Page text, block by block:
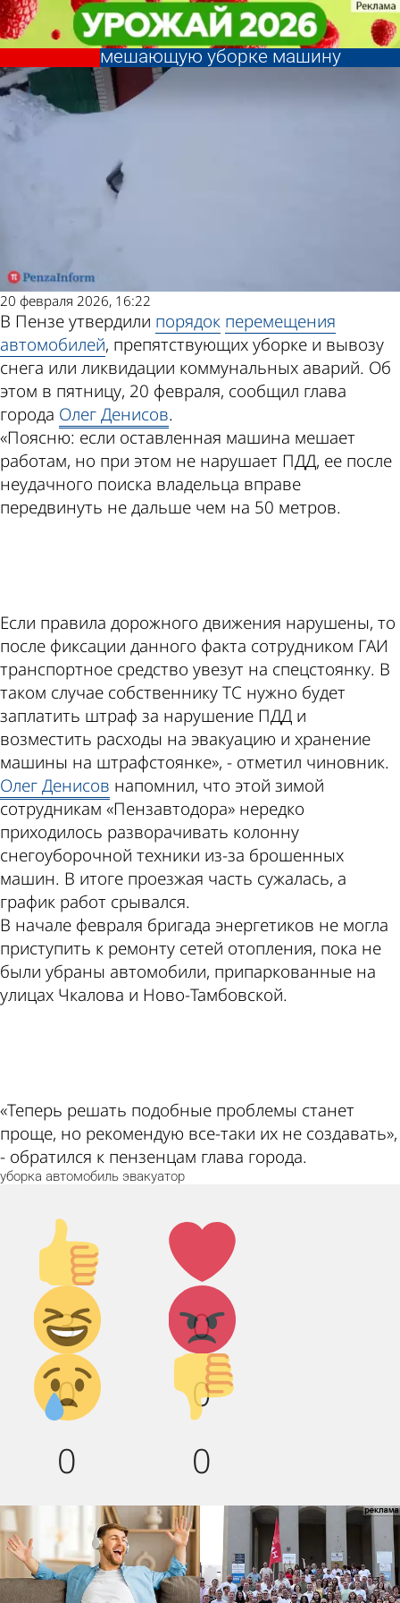
Стало известно, на какое
расстояние переместят
мешающую уборке машину
Общество
20 февраля 2026, 16:22
В Пензе утвердили порядок перемещения
автомобилей, препятствующих уборке и вывозу
снега или ликвидации коммунальных аварий. Об
этом в пятницу, 20 февраля, сообщил глава
города Олег Денисов.
«Поясню: если оставленная машина мешает
работам, но при этом не нарушает ПДД, ее после
неудачного поиска владельца вправе
передвинуть не дальше чем на 50 метров.
Если правила дорожного движения нарушены, то
после фиксации данного факта сотрудником ГАИ
транспортное средство увезут на спецстоянку. В
таком случае собственнику ТС нужно будет
заплатить штраф за нарушение ПДД и
возместить расходы на эвакуацию и хранение
машины на штрафстоянке», - отметил чиновник.
Олег Денисов напомнил, что этой зимой
сотрудникам «Пензавтодора» нередко
приходилось разворачивать колонну
снегоуборочной техники из-за брошенных
машин. В итоге проезжая часть сужалась, а
график работ срывался.
В начале февраля бригада энергетиков не могла
приступить к ремонту сетей отопления, пока не
были убраны автомобили, припаркованные на
улицах Чкалова и Ново-Тамбовской.
«Теперь решать подобные проблемы станет
проще, но рекомендую все-таки их не создавать»,
- обратился к пензенцам глава города.
уборка автомобиль эвакуатор
Палец
вверх!
3
Лайк!
0
Дикий
смех!
0
Агрессия!
0
Грусть :(
0
Палец
вниз!
0
Стало известно, на какое
расстояние переместят
мешающую уборке машину
Общество
Другие новости
по теме
Погода и курсы
валют в Пензе